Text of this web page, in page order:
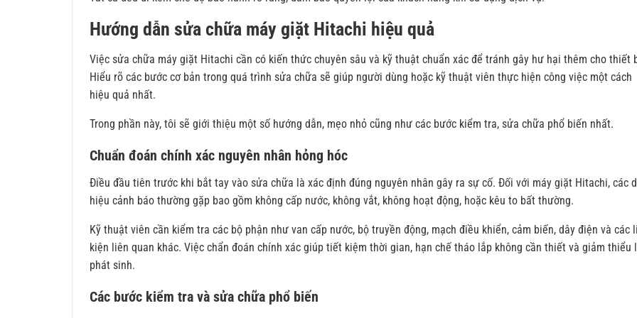
Hướng dẫn sửa chữa máy giặt Hitachi hiệu quả
Việc sửa chữa máy giặt Hitachi cần có kiến thức chuyên sâu và kỹ thuật chuẩn xác để tránh gây hư hại thêm cho thiết
Hiểu rõ các bước cơ bản trong quá trình sửa chữa sẽ giúp người dùng hoặc kỹ thuật viên thực hiện công việc một cách
hiệu quả nhất.
Trong phần này, tôi sẽ giới thiệu một số hướng dẫn, mẹo nhỏ cũng như các bước kiểm tra, sửa chữa phổ biến nhất.
Chuẩn đoán chính xác nguyên nhân hỏng hóc
Điều đầu tiên trước khi bắt tay vào sửa chữa là xác định đúng nguyên nhân gây ra sự cố. Đối với máy giặt Hitachi, các
hiệu cảnh báo thường gặp bao gồm không cấp nước, không vắt, không hoạt động, hoặc kêu to bất thường.
Kỹ thuật viên cần kiểm tra các bộ phận như van cấp nước, bộ truyền động, mạch điều khiển, cảm biến, dây điện và các
kiện liên quan khác. Việc chẩn đoán chính xác giúp tiết kiệm thời gian, hạn chế tháo lắp không cần thiết và giảm thiểu
phát sinh.
Các bước kiểm tra và sửa chữa phổ biến